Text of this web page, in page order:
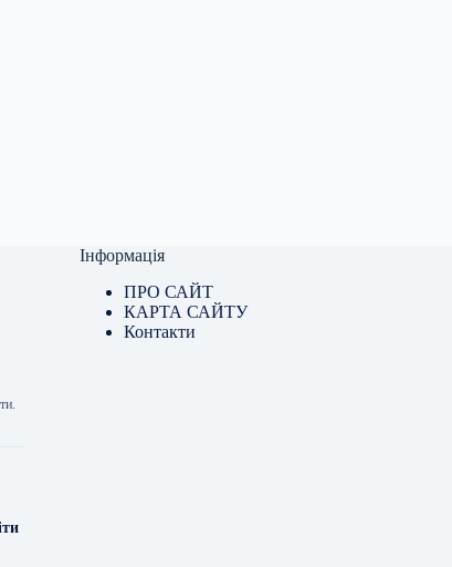
Інформація
ПРО САЙТ
КАРТА САЙТУ
Контакти